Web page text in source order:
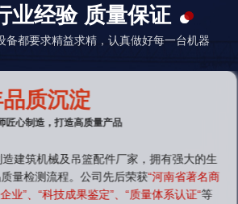
业经验 质量保证
备都要求精益求精，认真做好每一台机器
质沉淀
匠心制造，打造高质量产品
建筑机械及吊篮配件厂家，拥有强大的生
量检测流程。公司先后荣获“河南省著名商
业”、“科技成果鉴定”、“质量体系认证“等